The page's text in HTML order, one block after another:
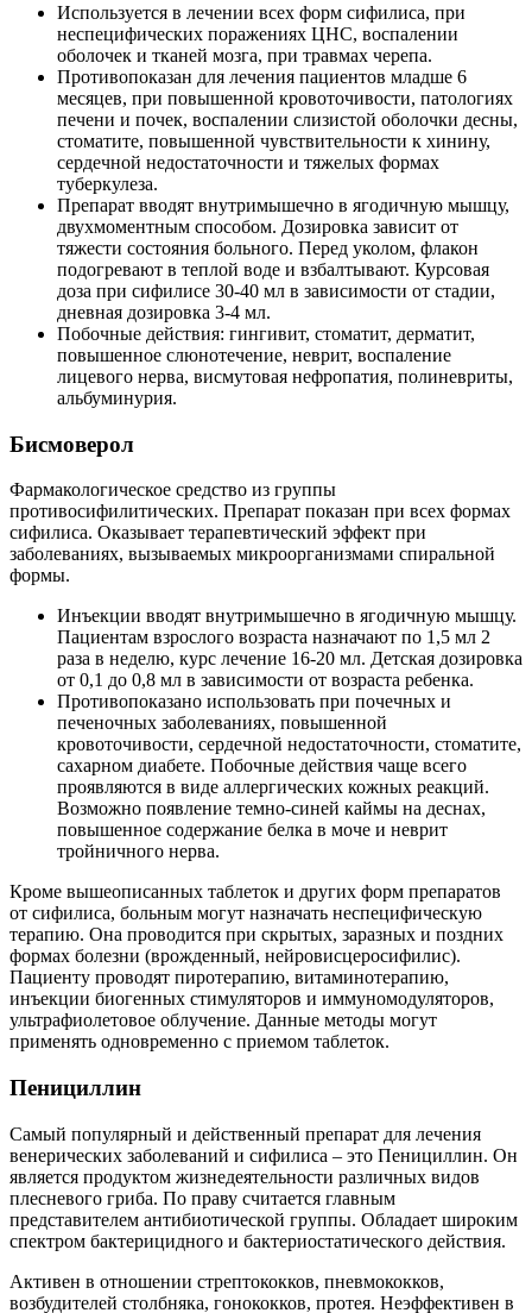
Используется в лечении всех форм сифилиса, при
неспецифических поражениях ЦНС, воспалении
оболочек и тканей мозга, при травмах черепа.
Противопоказан для лечения пациентов младше 6
месяцев, при повышенной кровоточивости, патологиях
печени и почек, воспалении слизистой оболочки десны,
стоматите, повышенной чувствительности к хинину,
сердечной недостаточности и тяжелых формах
туберкулеза.
Препарат вводят внутримышечно в ягодичную мышцу,
двухмоментным способом. Дозировка зависит от
тяжести состояния больного. Перед уколом, флакон
подогревают в теплой воде и взбалтывают. Курсовая
доза при сифилисе 30-40 мл в зависимости от стадии,
дневная дозировка 3-4 мл.
Побочные действия: гингивит, стоматит, дерматит,
повышенное слюнотечение, неврит, воспаление
лицевого нерва, висмутовая нефропатия, полиневриты,
альбуминурия.
Бисмоверол
Фармакологическое средство из группы
противосифилитических. Препарат показан при всех формах
сифилиса. Оказывает терапевтический эффект при
заболеваниях, вызываемых микроорганизмами спиральной
формы.
Инъекции вводят внутримышечно в ягодичную мышцу.
Пациентам взрослого возраста назначают по 1,5 мл 2
раза в неделю, курс лечение 16-20 мл. Детская дозировка
от 0,1 до 0,8 мл в зависимости от возраста ребенка.
Противопоказано использовать при почечных и
печеночных заболеваниях, повышенной
кровоточивости, сердечной недостаточности, стоматите,
сахарном диабете. Побочные действия чаще всего
проявляются в виде аллергических кожных реакций.
Возможно появление темно-синей каймы на деснах,
повышенное содержание белка в моче и неврит
тройничного нерва.
Кроме вышеописанных таблеток и других форм препаратов
от сифилиса, больным могут назначать неспецифическую
терапию. Она проводится при скрытых, заразных и поздних
формах болезни (врожденный, нейровисцеросифилис).
Пациенту проводят пиротерапию, витаминотерапию,
инъекции биогенных стимуляторов и иммуномодуляторов,
ультрафиолетовое облучение. Данные методы могут
применять одновременно с приемом таблеток.
Пенициллин
Самый популярный и действенный препарат для лечения
венерических заболеваний и сифилиса – это Пенициллин. Он
является продуктом жизнедеятельности различных видов
плесневого гриба. По праву считается главным
представителем антибиотической группы. Обладает широким
спектром бактерицидного и бактериостатического действия.
Активен в отношении стрептококков, пневмококков,
возбудителей столбняка, гонококков, протея. Неэффективен в